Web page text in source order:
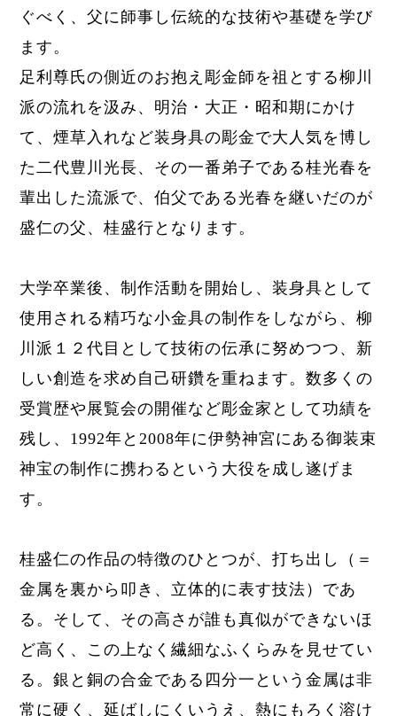
ぐべく、父に師事し伝統的な技術や基礎を学び
ます。
足利尊氏の側近のお抱え彫金師を祖とする柳川
派の流れを汲み、明治・大正・昭和期にかけ
て、煙草入れなど装身具の彫金で大人気を博し
た二代豊川光長、その一番弟子である桂光春を
輩出した流派で、伯父である光春を継いだのが
盛仁の父、桂盛行となります。
大学卒業後、制作活動を開始し、装身具として
使用される精巧な小金具の制作をしながら、柳
川派１２代目として技術の伝承に努めつつ、新
しい創造を求め自己研鑽を重ねます。数多くの
受賞歴や展覧会の開催など彫金家として功績を
残し、1992年と2008年に伊勢神宮にある御装束
神宝の制作に携わるという大役を成し遂げま
す。
桂盛仁の作品の特徴のひとつが、打ち出し（＝
金属を裏から叩き、立体的に表す技法）であ
る。そして、その高さが誰も真似ができないほ
ど高く、この上なく繊細なふくらみを見せてい
る。銀と銅の合金である四分一という金属は非
常に硬く、延ばしにくいうえ、熱にもろく溶け